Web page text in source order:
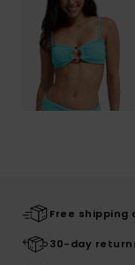
Free shipping
30-day